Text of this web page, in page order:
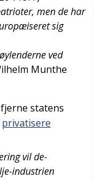
men de har
sig
ved
Munthe
statens
privatisere
vil de-
industrien